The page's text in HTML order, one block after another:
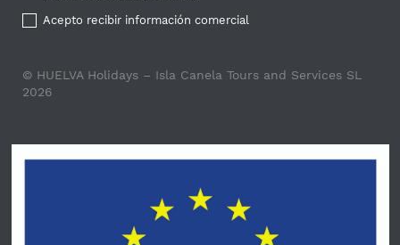
Acepto recibir información comercial
© HUELVA Holidays – Isla Canela Tours and Services SL
2026